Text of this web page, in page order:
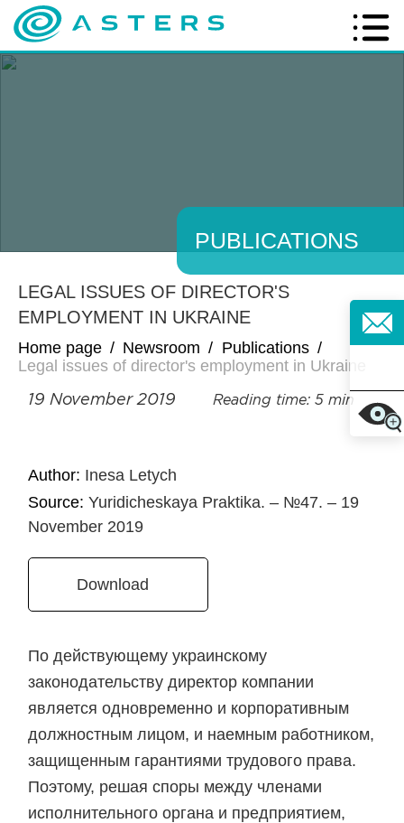
PUBLICATIONS
LEGAL ISSUES OF DIRECTOR'S
EMPLOYMENT IN UKRAINE
Home page / Newsroom / Publications /
Legal issues of director's employment in Ukraine
19 November 2019 Reading time: 5 min
Author: Inesa Letych
Source:Yuridicheskaya Praktika. – №47. – 19
November 2019
Download
По действующему украинскому
законодательству директор компании
является одновременно и корпоративным
должностным лицом, и наемным работником,
защищенным гарантиями трудового права.
Поэтому, решая споры между членами
исполнительного органа и предприятием,